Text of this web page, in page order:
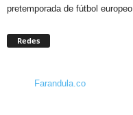
pretemporada de fútbol europeo
Redes
Farandula.co